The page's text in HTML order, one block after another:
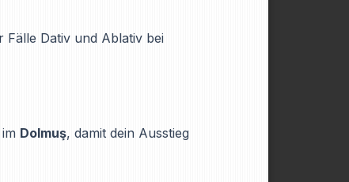
Fälle Dativ und Ablativ bei
Dolmuş, damit dein Ausstieg